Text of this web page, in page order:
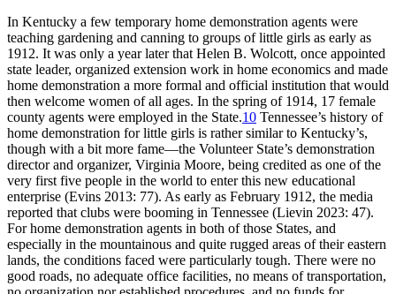
In Kentucky a few temporary home demonstration agents were
teaching gardening and canning to groups of little girls as early as
1912. It was only a year later that Helen B. Wolcott, once appointed
state leader, organized extension work in home economics and made
home demonstration a more formal and official institution that would
then welcome women of all ages. In the spring of 1914, 17 female
county agents were employed in the State.10 Tennessee’s history of
home demonstration for little girls is rather similar to Kentucky’s,
though with a bit more fame—the Volunteer State’s demonstration
director and organizer, Virginia Moore, being credited as one of the
very first five people in the world to enter this new educational
enterprise (Evins 2013: 77). As early as February 1912, the media
reported that clubs were booming in Tennessee (Lievin 2023: 47).
For home demonstration agents in both of those States, and
especially in the mountainous and quite rugged areas of their eastern
lands, the conditions faced were particularly tough. There were no
good roads, no adequate office facilities, no means of transportation,